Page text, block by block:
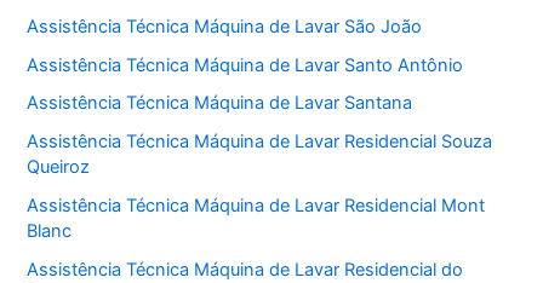
Assistência Técnica Máquina de Lavar São João
Assistência Técnica Máquina de Lavar Santo Antônio
Assistência Técnica Máquina de Lavar Santana
Assistência Técnica Máquina de Lavar Residencial Souza
Queiroz
Assistência Técnica Máquina de Lavar Residencial Mont
Blanc
Assistência Técnica Máquina de Lavar Residencial do